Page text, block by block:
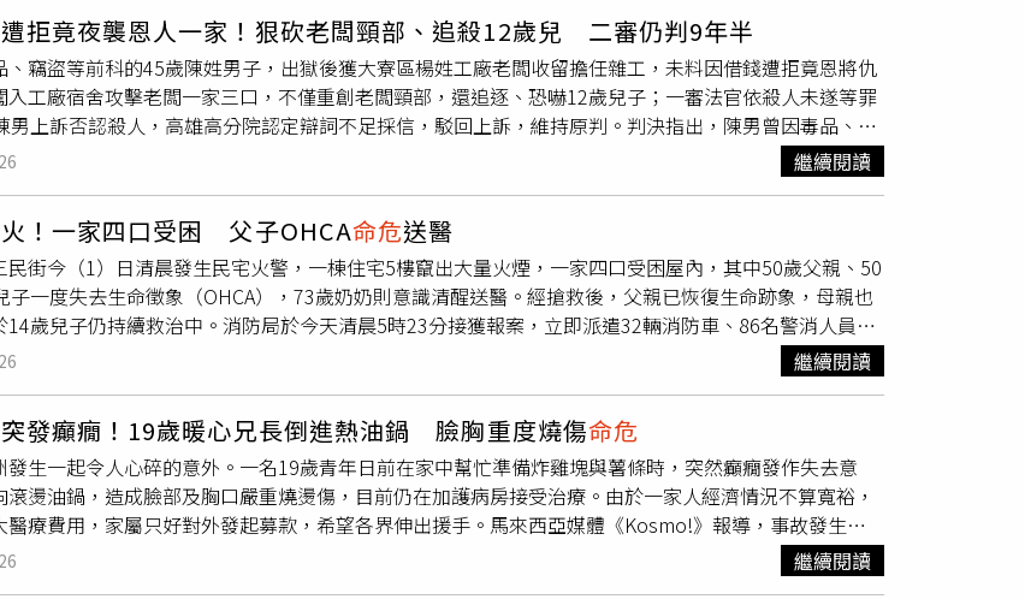
展開急救，消防救護人員隨後將女童送往附近醫院救治。警方初步調查指出，布莉艾拉當天與兄弟姊
家。事發時保母因故暫時外出，將孩子交由配偶照顧。保母配偶則待在樓上，期間僅不時下樓查看孩子
心後又返回樓上，讓孩子們繼續在樓下玩耍。直到再次下樓查看時，保母配偶赫然發現布莉艾拉的頭部
內，整個人已失去意識。對方立刻將她救出，並持續施以急救，直到警方及消防救護人員接手搶救。與
耍的兄弟姊妹事後向警方表示，事發前有玩具掉進玩具廚房內部，布莉艾拉疑似想把玩具拿出來，因此
狀態，醫療團隊全力搶救4天
終於7月27日宣告死亡。警方表示，目前案件仍在調查中，除了釐清事故發生經過外，也將進一步確認
否涉及疏失，在完成調查前，尚未對任何人提出刑事指控。事件曝光後，家屬透過GoFundMe募款平
望協助支付喪葬及追思儀式等相關費用。家屬形容，布莉艾拉是一道照亮許多人生命的光，擁有善良的
，以及能照亮整個房間的燦爛笑容。她用愛、歡笑與善意溫暖身邊每一個人，對所有認識她的人都留下
的回憶。家屬表示，布莉艾拉將永遠活在家人與親友心中，永遠被愛、永遠被思念，希望外界能陪伴一
親的艱難時刻，也協助分擔後事及追思活動所需費用。另一方面，棕櫚灘郡法醫辦公室截至目前仍未公
式死因及死亡方式，警方則表示，待法醫鑑定及相關調查完成後，將再對外說明案件最新進展。
拒竟夜襲恩人一家！狠砍老闆頸部、追殺12歲兒 二審仍判9年半
、竊盜等前科的45歲陳姓男子，出獄後獲大寮區楊姓工廠老闆收留擔任雜工，未料因借錢遭拒竟恩將仇
入工廠宿舍攻擊老闆一家三口，不僅重創老闆頸部，還追逐、恐嚇12歲兒子；一審法官依殺人未遂等罪
男上訴否認殺人，高雄高分院認定辯詞不足採信，駁回上訴，維持原判。判決指出，陳男曾因毒品、竊
獄，累積13次相關前科，服刑約7年後出獄，在友人牽線下，進入楊姓老闆經營的工廠工作；楊男夫妻
會，也曾預支薪資協助陳男度過難關，希望幫助他重新開始。不過，陳男因再次開口借錢遭拒，竟對平
主心生怨恨，預謀報復。去年10月27日深夜，陳男攜帶美工刀翻越工廠與辦公室間的門扇，潛入老闆一
楊男熟睡時朝頸部猛砍！楊男驚醒後與妻子奮力抵抗，妻子在護夫過程中手掌遭割傷，楊男頸部則留
，造成血管、肌肉受損，大量失血，一度命危。陳男犯案期間還持刀追趕夫妻倆12歲兒子，男童急中生
板製造聲響，父母才得以趁隙躲進辦公室報警，成功保住性命。一審法院審酌，陳男甫出獄不到半年即
部等致命要害，犯後雖辯稱因被害人反抗才造成傷勢，但法官認為其下手兇狠，與長期照顧自己的雇主
節重大，依殺人未遂、加重強盜、傷害及恐嚇等罪判處9年6月徒刑。案件上訴二審後，陳男改口否認
不過，高雄高分院指出，陳男案發前曾向親友透露想殺害楊男，警方也在其衣物驗出被害人的血液
期間多次自白均出於自由意志，認定二審供詞只是卸責說法，無法推翻既有證據，因此駁回上訴，維持
，全案仍可上訴。
繼續閱讀
！一家四口受困 父子OHCA命危送醫
民街今（1）日清晨發生民宅火警，一棟住宅5樓竄出大量火煙，一家四口受困屋內，其中50歲父親、50
子一度失去生命徵象（OHCA），73歲奶奶則意識清醒送醫。經搶救後，父親已恢復生命跡象，母親也
14歲兒子仍持續救治中。消防局於今天清晨5時23分接獲報案，立即派遣32輛消防車、86名警消人員及
場救援。抵達時，起火建築5樓已全面燃燒，現場不斷竄出火舌及濃煙，消防人員隨即佈線灌救，約40
時5分撲滅火勢。消防人員清查發現，起火戶內共有一家四口居住，包括50歲葉姓父親、50歲母親、14歲
奶奶。除奶奶意識清醒外，其餘3人救出時均已失去生命徵象，緊急送醫搶救。警消表示，經醫院全力
已恢復生命跡象，母親也恢復意識，奶奶傷勢狀況穩定；現場燃燒面積約20平方公尺，詳細起火原因
災調查人員進一步釐清。
繼續閱讀
發癲癇！19歲暖心兄長倒進熱油鍋 臉胸重度燒傷命危
發生一起令人心碎的意外。一名19歲青年日前在家中幫忙準備炸雞塊與薯條時，突然癲癇發作失去意
燙油鍋，造成臉部及胸口嚴重燒燙傷，目前仍在加護病房接受治療。由於一家人經濟情況不算寬裕，
療費用，家屬只好對外發起募款，希望各界伸出援手。馬來西亞媒體《Kosmo!》報導，事故發生於7
左右。19歲青年莫哈末哈茲（Mohamad Haz）應弟弟請託，在家中廚房準備炸物。他先完成雞塊油
條放入熱油時，突然癲癇發作，隨即失去意識並倒向油鍋，導致滾燙熱油潑灑全身，造成嚴重灼傷。49
繼續閱讀